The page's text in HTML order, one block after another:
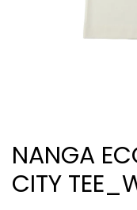
NANGA
CITY